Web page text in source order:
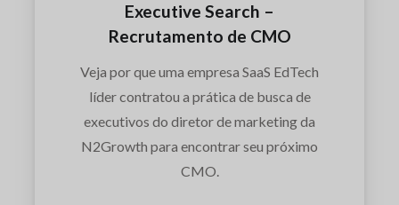
Executive Search –
Recrutamento de CMO
Veja por que uma empresa SaaS EdTech
líder contratou a prática de busca de
executivos do diretor de marketing da
N2Growth para encontrar seu próximo
CMO.